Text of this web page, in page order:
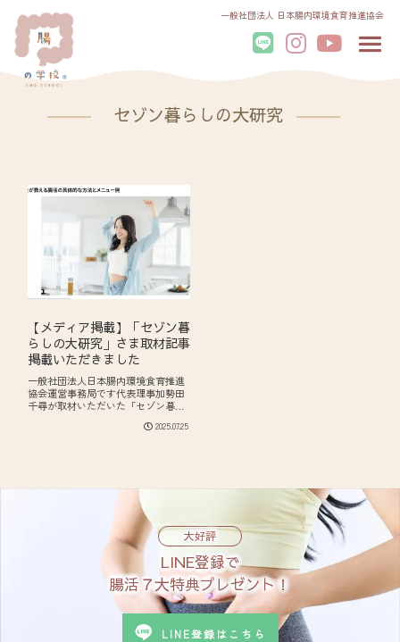
一般社団法人 日本腸内環境食育推進協会
セゾン暮らしの大研究
【メディア掲載】「セゾン暮
らしの大研究」さま取材記事
掲載いただきました
一般社団法人日本腸内環境食育推進
協会運営事務局です代表理事加勢田
千尋が取材いただいた「セゾン暮ら
ました「管理栄養士が教える腸活の
2025.07.25
大好評
LINE登録で
腸活７大特典プレゼント！
LINE登録はこちら